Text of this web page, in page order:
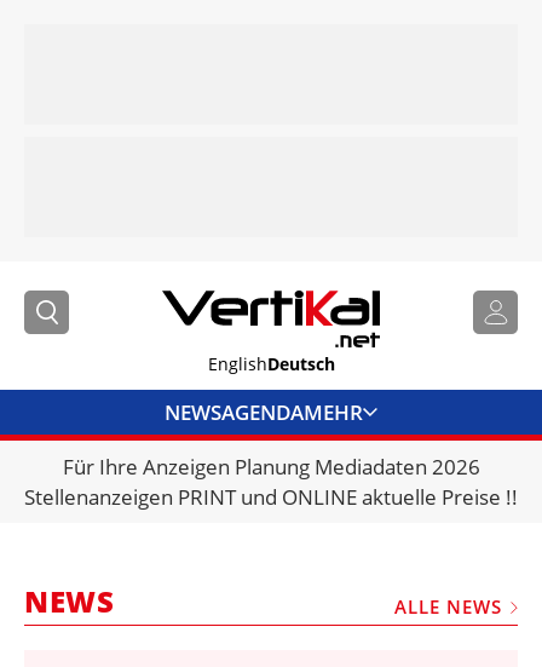
EnglishDeutsch
NEWSAGENDAMEHR
BRANCHENLINKS
VERMIETER
Für Ihre Anzeigen Planung Mediadaten 2026
Stellenanzeigen PRINT und ONLINE aktuelle Preise !!
NEWS ALLE NEWS